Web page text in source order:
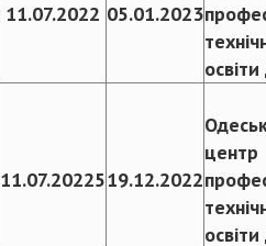
11.07.2022 05.01.2023
11.07.2022519.12.2022
центр